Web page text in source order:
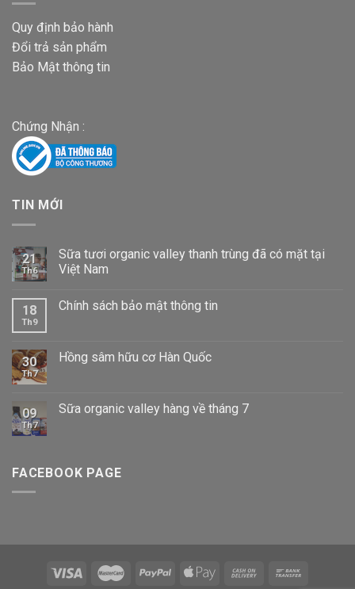
Quy định bảo hành
Đổi trả sản phẩm
Bảo Mật thông tin
Chứng Nhận :
TIN MỚI
21
Th6
Sữa tươi organic valley thanh trùng đã có mặt tại
Việt Nam
18
Th9
Chính sách bảo mật thông tin
30
Th7
Hồng sâm hữu cơ Hàn Quốc
09
Th7
Sữa organic valley hàng về tháng 7
FACEBOOK PAGE